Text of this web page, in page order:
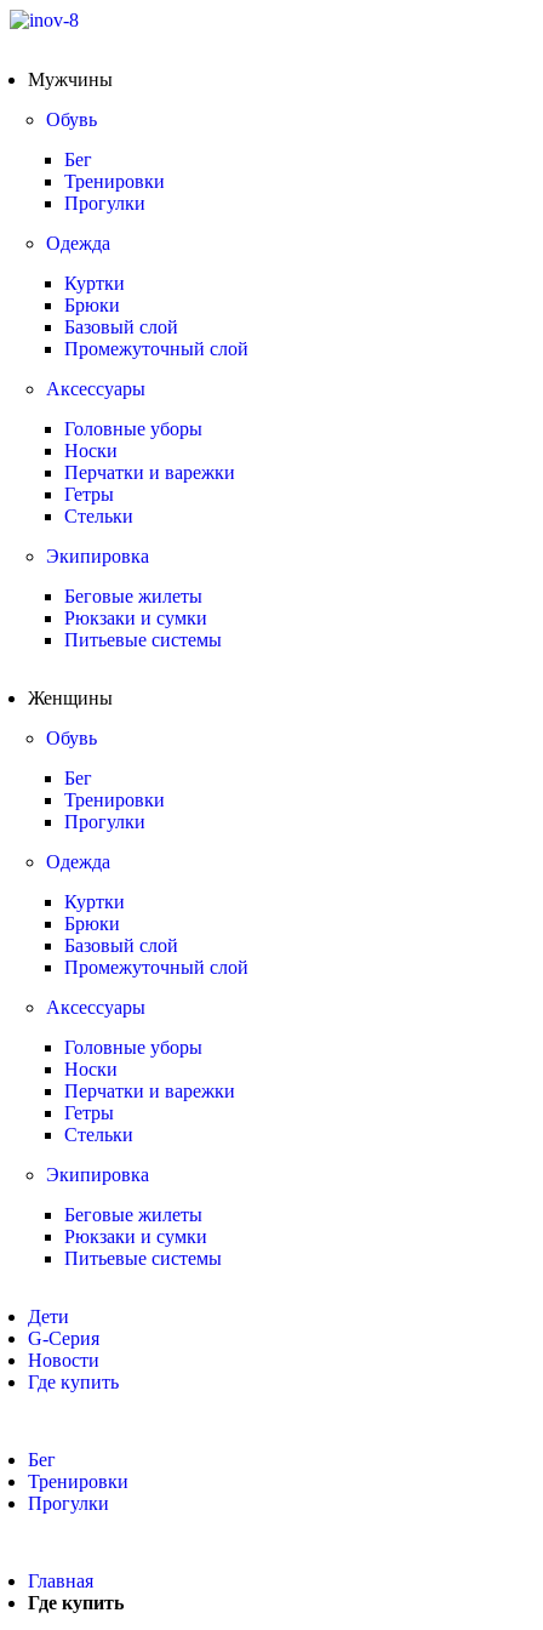
Мужчины
Обувь
Бег
Тренировки
Прогулки
Одежда
Куртки
Брюки
Базовый слой
Промежуточный слой
Аксессуары
Головные уборы
Носки
Перчатки и варежки
Гетры
Стельки
Экипировка
Беговые жилеты
Рюкзаки и сумки
Питьевые системы
Женщины
Обувь
Бег
Тренировки
Прогулки
Одежда
Куртки
Брюки
Базовый слой
Промежуточный слой
Аксессуары
Головные уборы
Носки
Перчатки и варежки
Гетры
Стельки
Экипировка
Беговые жилеты
Рюкзаки и сумки
Питьевые системы
Дети
G-Серия
Новости
Где купить
Бег
Тренировки
Прогулки
Главная
Где купить